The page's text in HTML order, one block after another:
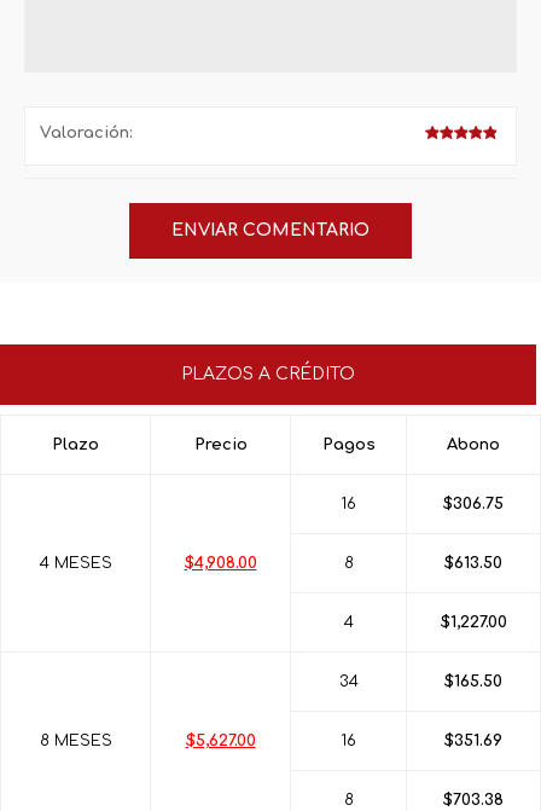
Valoración:
PLAZOS A CRÉDITO
Plazo Precio Pagos Abono
4 MESES $4,908.00
16 $306.75
8 $613.50
4 $1,227.00
8 MESES $5,627.00
34 $165.50
16 $351.69
8 $703.38